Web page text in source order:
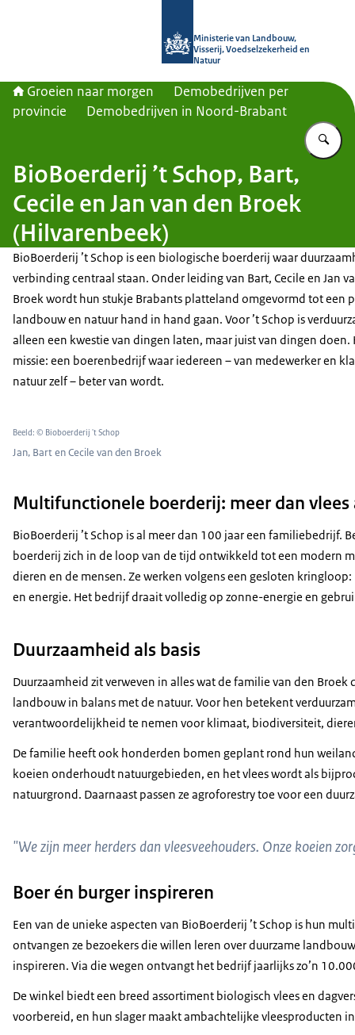
Ministerie van Landbouw,
Visserij, Voedselzekerheid en
Natuur
Groeien naar morgen
Demobedrijven per
provincie
Demobedrijven in Noord-Brabant
BioBoerderij ’t Schop, Bart,
Cecile en Jan van den Broek
(Hilvarenbeek)
BioBoerderij ’t Schop is een biologische boerderij waar
verbinding centraal staan. Onder leiding van Bart, Cecile en Jan
Broek wordt hun stukje Brabants platteland omgevormd tot een
landbouw en natuur hand in hand gaan. Voor ’t Schop is
alleen een kwestie van dingen laten, maar juist van dingen doen.
missie: een boerenbedrijf waar iedereen – van medewerker en
natuur zelf – beter van wordt.
Beeld: © Bioboerderij 't Schop
Jan, Bart en Cecile van den Broek
Multifunctionele boerderij: meer dan vlees
BioBoerderij ’t Schop is al meer dan 100 jaar een
boerderij zich in de loop van de tijd ontwikkeld tot een modern
dieren en de mensen. Ze werken volgens een gesloten
en energie. Het bedrijf draait volledig op zonne-energie en
Duurzaamheid als basis
Duurzaamheid zit verweven in alles wat de familie van den
landbouw in balans met de natuur. Voor hen betekent
verantwoordelijkheid te nemen voor klimaat, biodiversiteit,
De familie heeft ook honderden bomen geplant rond hun
koeien onderhoudt natuurgebieden, en het vlees wordt als
natuurgrond. Daarnaast passen ze agroforestry toe voor een
"We zijn meer herders dan vleesveehouders. Onze koeien
Boer én burger inspireren
Een van de unieke aspecten van BioBoerderij ’t Schop is hun
ontvangen ze bezoekers die willen leren over duurzame
inspireren. Via die wegen ontvangt het bedrijf jaarlijks zo’n
De winkel biedt een breed assortiment biologisch vlees en
voorbereid, en hun slager maakt ambachtelijke vleesproducten